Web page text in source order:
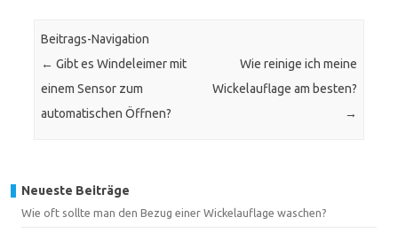
Beitrags-Navigation
← Gibt es Windeleimer mit
einem Sensor zum
automatischen Öffnen?
Wie reinige ich meine
Wickelauflage am besten?
→
Neueste Beiträge
Wie oft sollte man den Bezug einer Wickelauflage waschen?